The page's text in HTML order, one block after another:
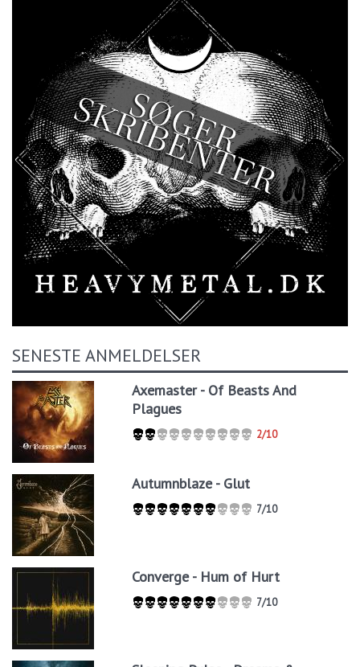
SENESTE ANMELDELSER
Axemaster - Of Beasts And
Plagues
2/10
Autumnblaze - Glut
7/10
Converge - Hum of Hurt
7/10